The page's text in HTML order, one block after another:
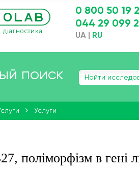
0 800 50 19
044 29 099
UA RU
поиск
Услуги
поліморфізм в гені